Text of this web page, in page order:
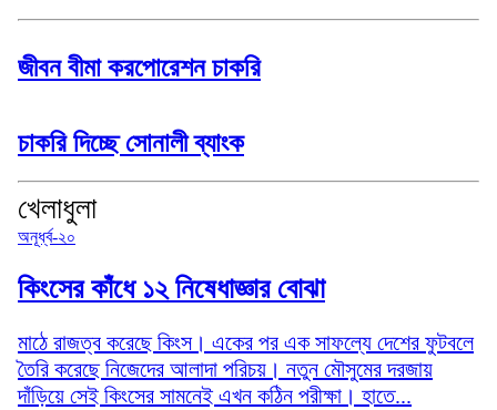
জীবন বীমা করপোরেশন চাকরি
চাকরি দিচ্ছে সোনালী ব্যাংক
খেলাধুলা
অনূর্ধ্ব-২০
কিংসের কাঁধে ১২ নিষেধাজ্ঞার বোঝা
মাঠে রাজত্ব করেছে কিংস। একের পর এক সাফল্যে দেশের ফুটবলে
তৈরি করেছে নিজেদের আলাদা পরিচয়। নতুন মৌসুমের দরজায়
দাঁড়িয়ে সেই কিংসের সামনেই এখন কঠিন পরীক্ষা। হাতে...